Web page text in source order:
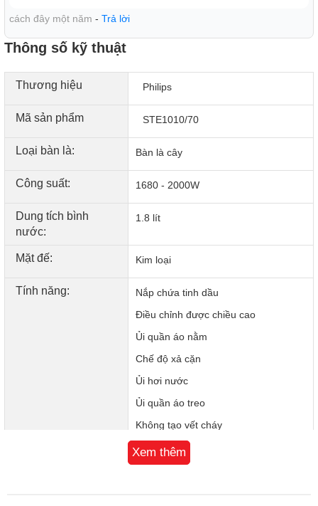
cách đây một năm - Trả lời
Thông số kỹ thuật
Thương hiệu Philips
Mã sản phẩm STE1010/70
Loại bàn là: Bàn là cây
Công suất: 1680 - 2000W
Dung tích bình
nước:
1.8 lít
Mặt đế: Kim loại
Tính năng:
Nắp chứa tinh dầu
Điều chỉnh được chiều cao
Ủi quần áo nằm
Chế độ xả cặn
Ủi hơi nước
Ủi quần áo treo
Không tạo vết cháy
Tự động ngắt điện
Xem thêm